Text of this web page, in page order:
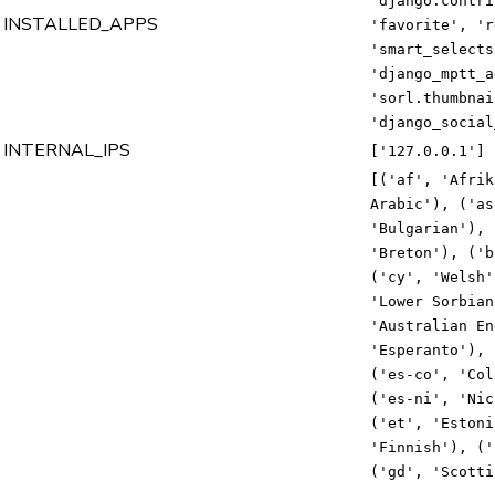
INSTALLED_APPS
'favorite',
INTERNAL_IPS ['127.0.0.1']
[('af',
Arabic'),
'Breton'),
('cy',
'Lower
'Australian
('es-co',
('es-ni',
('et',
'Finnish'),
('gd',